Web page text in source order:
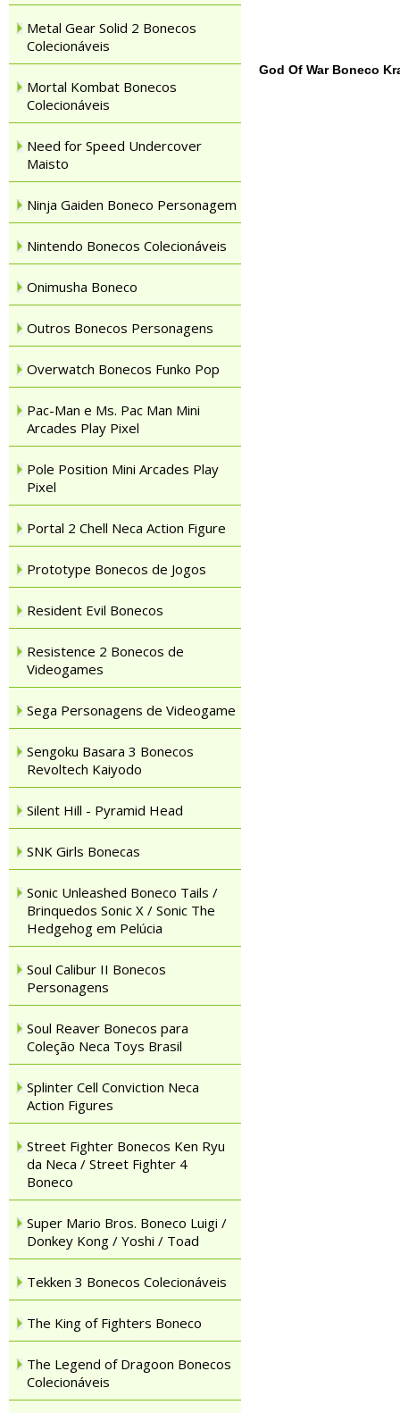
Metal Gear Solid 2 Bonecos
Colecionáveis
Mortal Kombat Bonecos
Colecionáveis
Need for Speed Undercover
Maisto
Ninja Gaiden Boneco Personagem
Nintendo Bonecos Colecionáveis
Onimusha Boneco
Outros Bonecos Personagens
Overwatch Bonecos Funko Pop
Pac-Man e Ms. Pac Man Mini
Arcades Play Pixel
Pole Position Mini Arcades Play
Pixel
Portal 2 Chell Neca Action Figure
Prototype Bonecos de Jogos
Resident Evil Bonecos
Resistence 2 Bonecos de
Videogames
Sega Personagens de Videogame
Sengoku Basara 3 Bonecos
Revoltech Kaiyodo
Silent Hill - Pyramid Head
SNK Girls Bonecas
Sonic Unleashed Boneco Tails /
Brinquedos Sonic X / Sonic The
Hedgehog em Pelúcia
Soul Calibur II Bonecos
Personagens
Soul Reaver Bonecos para
Coleção Neca Toys Brasil
Splinter Cell Conviction Neca
Action Figures
Street Fighter Bonecos Ken Ryu
da Neca / Street Fighter 4
Boneco
Super Mario Bros. Boneco Luigi /
Donkey Kong / Yoshi / Toad
Tekken 3 Bonecos Colecionáveis
The King of Fighters Boneco
The Legend of Dragoon Bonecos
Colecionáveis
God Of War Boneco